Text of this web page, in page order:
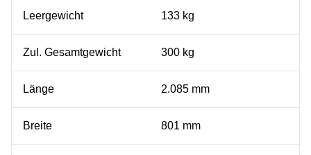
Leergewicht 133 kg
Zul. Gesamtgewicht 300 kg
Länge 2.085 mm
Breite 801 mm